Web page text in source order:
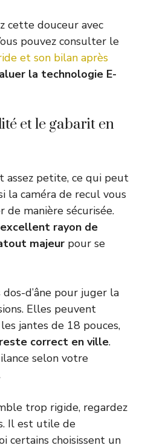
cette douceur avec
pouvez consulter le
et son bilan après
la technologie E-
et le gabarit en
assez petite, ce qui peut
la caméra de recul vous
manière sécurisée.
rayon de
majeur pour se
d’âne pour juger la
Elles peuvent
jantes de 18 pouces,
correct en ville.
selon votre
trop rigide, regardez
Il est utile de
certains choisissent un